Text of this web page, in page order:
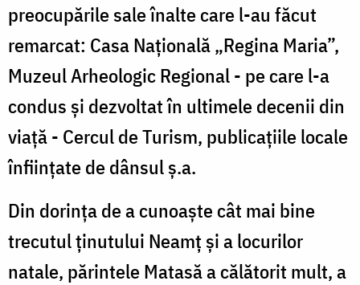
preocupările sale înalte care l-au făcut
remarcat: Casa Națională „Regina Maria”,
Muzeul Arheologic Regional - pe care l-a
condus și dezvoltat în ultimele decenii din
viață - Cercul de Turism, publicațiile locale
înființate de dânsul ș.a.
Din dorința de a cunoaște cât mai bine
trecutul ținutului Neamț și a locurilor
natale, părintele Matasă a călătorit mult, a